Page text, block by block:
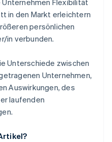
Flexibilität
in den Markt erleichtern
persönlichen
in verbunden.
Unterschiede zwischen
Unternehmen,
Auswirkungen, des
laufenden